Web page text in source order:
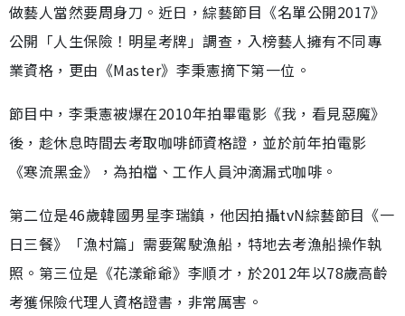
做藝人當然要周身刀。近日，綜藝節目《名單公開2017》
公開「人生保險！明星考牌」調查，入榜藝人擁有不同專
業資格，更由《Master》李秉憲摘下第一位。
節目中，李秉憲被爆在2010年拍畢電影《我，看見惡魔》
後，趁休息時間去考取咖啡師資格證，並於前年拍電影
《寒流黑金》，為拍檔、工作人員沖滴漏式咖啡。
第二位是46歲韓國男星李瑞鎮，他因拍攝tvN綜藝節目《一
日三餐》「漁村篇」需要駕駛漁船，特地去考漁船操作執
照。第三位是《花漾爺爺》李順才，於2012年以78歲高齡
考獲保險代理人資格證書，非常厲害。